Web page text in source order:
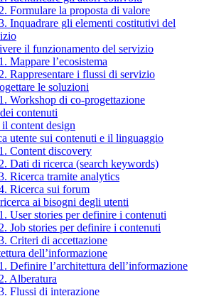
Formulare la proposta di valore
Inquadrare gli elementi costitutivi del
il funzionamento del servizio
Mappare l’ecosistema
Rappresentare i flussi di servizio
le soluzioni
Workshop di co-progettazione
contenuti
il content design
utente sui contenuti e il linguaggio
Content discovery
Dati di ricerca (search keywords)
Ricerca tramite analytics
Ricerca sui forum
ai bisogni degli utenti
User stories per definire i contenuti
Job stories per definire i contenuti
Criteri di accettazione
dell’informazione
Definire l’architettura dell’informazione
Alberatura
Flussi di interazione